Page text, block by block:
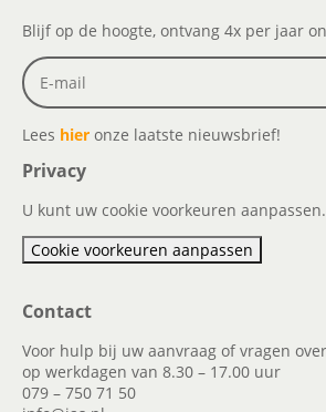
Blijf op de hoogte, ontvang 4x per jaar
Lees hier onze laatste nieuwsbrief!
Privacy
U kunt uw cookie voorkeuren aanpassen.
Cookie voorkeuren aanpassen
Contact
Voor hulp bij uw aanvraag of vragen
op werkdagen van 8.30 – 17.00 uur
079 – 750 71 50